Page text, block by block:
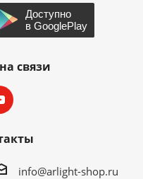
связи
info@arlight-shop.ru